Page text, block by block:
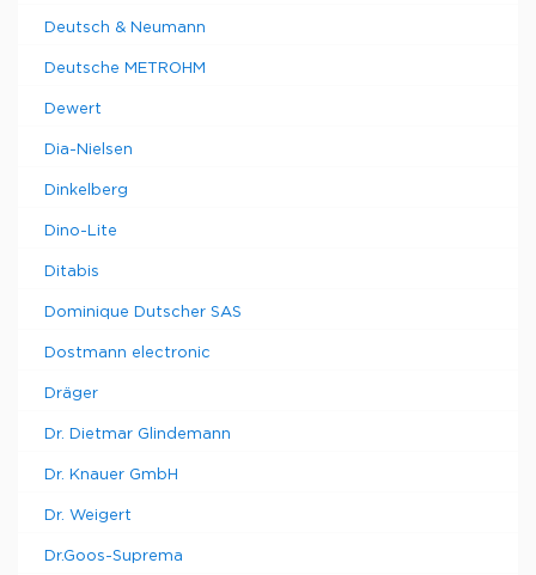
Deutsch & Neumann
Deutsche METROHM
Dewert
Dia-Nielsen
Dinkelberg
Dino-Lite
Ditabis
Dominique Dutscher SAS
Dostmann electronic
Dräger
Dr. Dietmar Glindemann
Dr. Knauer GmbH
Dr. Weigert
Dr.Goos-Suprema